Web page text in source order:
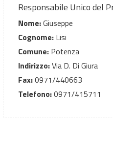
Responsabile Unico del
Nome:Giuseppe
Cognome: Lisi
Comune: Potenza
Indirizzo:Via D. Di Giura
Fax:0971/440663
Telefono:0971/415711